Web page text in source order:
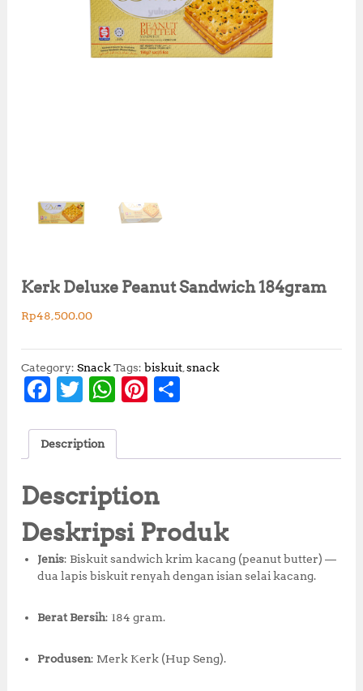
Kerk Deluxe Peanut Sandwich 184gram
Rp48,500.00
Category:SnackTags:biskuit,snack
F
c
b
o
o
k
T
it
r
W
at
s
A
p
p
Pi
r
e
st
r
Description
Description
Deskripsi Produk
Jenis: Biskuit sandwich krim kacang (peanut butter) —
dua lapis biskuit renyah dengan isian selai kacang.
Berat Bersih: 184 gram.
Produsen: Merk Kerk (Hup Seng).